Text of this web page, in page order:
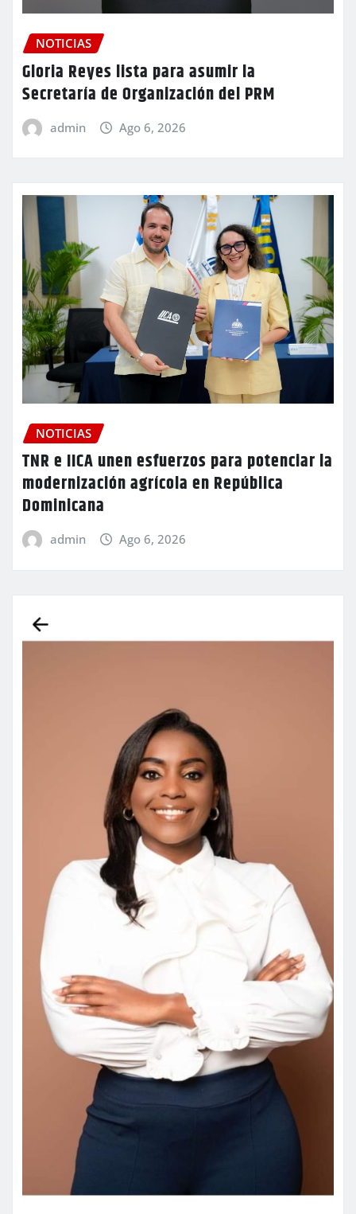
NOTICIAS
Gloria Reyes lista para asumir la
Secretaría de Organización del PRM
admin Ago 6, 2026
NOTICIAS
TNR e IICA unen esfuerzos para potenciar la
modernización agrícola en República
Dominicana
admin Ago 6, 2026